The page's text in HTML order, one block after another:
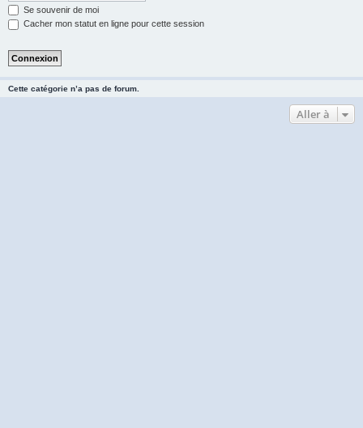
Se souvenir de moi
Cacher mon statut en ligne pour cette session
Cette catégorie n’a pas de forum.
Aller à